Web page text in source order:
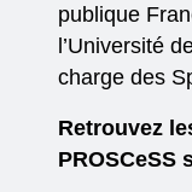
publique
l’Université
charge des
Retrouvez
PROSCeSS